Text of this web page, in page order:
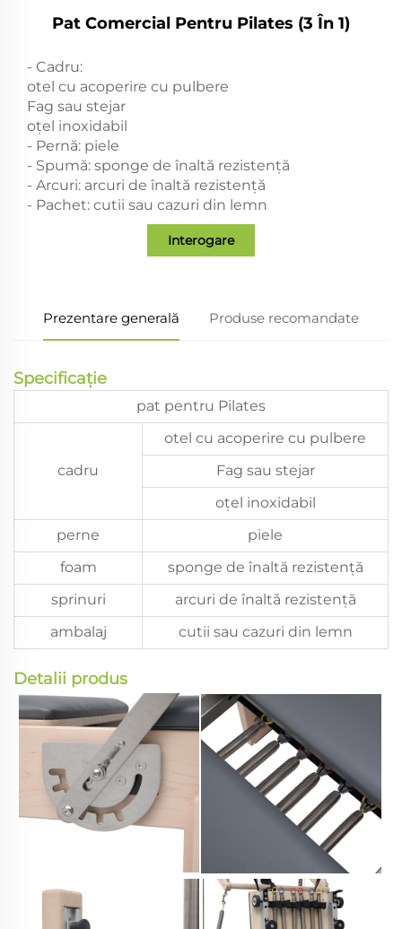
Pat Comercial Pentru Pilates (3 În 1)
- Cadru:
otel cu acoperire cu pulbere
Fag sau stejar
oțel inoxidabil
- Pernă: piele
- Spumă: sponge de înaltă rezistență
- Arcuri: arcuri de înaltă rezistență
- Pachet: cutii sau cazuri din lemn
Interogare
Prezentare generală Produse recomandate
Specificație
pat pentru Pilates
cadru
otel cu acoperire cu pulbere
Fag sau stejar
oțel inoxidabil
perne
piele
foam
sponge de înaltă rezistență
sprinuri
arcuri de înaltă rezistență
ambalaj
cutii sau cazuri din lemn
Detalii produs